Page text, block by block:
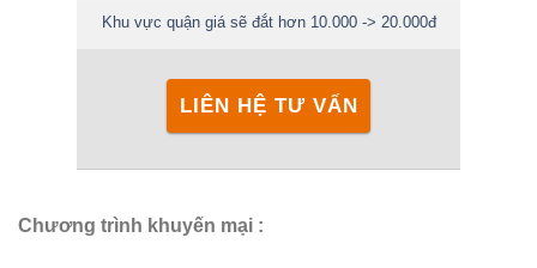
Khu vực quận giá sẽ đắt hơn 10.000 -> 20.000đ
LIÊN HỆ TƯ VẤN
Chương trình khuyến mại :